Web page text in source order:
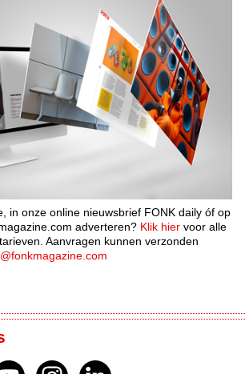
in onze online nieuwsbrief FONK daily óf op
adverteren? Klik hier voor alle
Aanvragen kunnen verzonden